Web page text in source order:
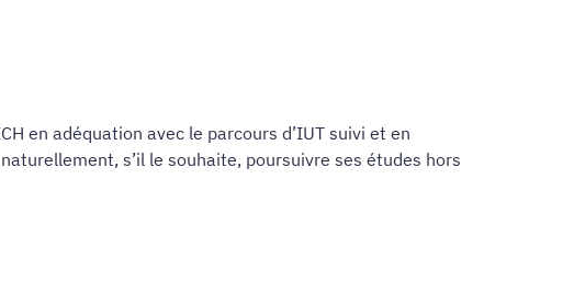
en adéquation avec le parcours d’IUT suivi et en
s’il le souhaite, poursuivre ses études hors